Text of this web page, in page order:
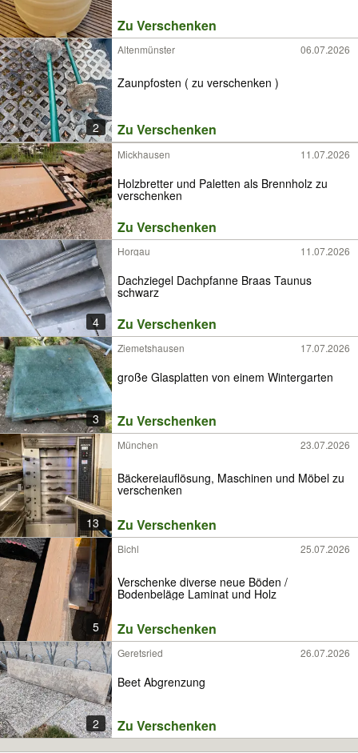
Zu Verschenken
2
Altenmünster 06.07.2026
Zaunpfosten ( zu verschenken )
Zu Verschenken
Mickhausen 11.07.2026
Holzbretter und Paletten als Brennholz zu
verschenken
Zu Verschenken
4
Horgau 11.07.2026
Dachziegel Dachpfanne Braas Taunus
schwarz
Zu Verschenken
3
Ziemetshausen 17.07.2026
große Glasplatten von einem Wintergarten
Zu Verschenken
13
München 23.07.2026
Bäckereiauflösung, Maschinen und Möbel zu
verschenken
Zu Verschenken
5
Bichl 25.07.2026
Verschenke diverse neue Böden /
Bodenbeläge Laminat und Holz
Zu Verschenken
2
Geretsried 26.07.2026
Beet Abgrenzung
Zu Verschenken